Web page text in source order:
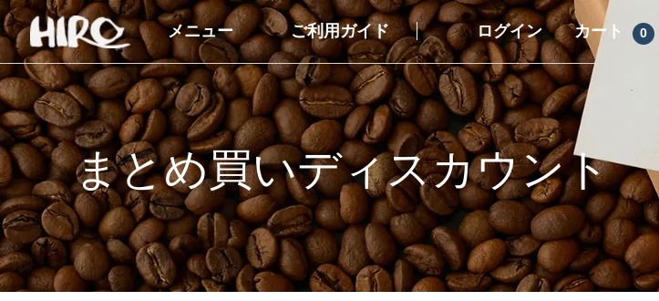
メニュー
自家焙煎コーヒー豆
コーヒー豆（すべて）
コーヒーマイスターセレクト
シングルオリジン
ブレンドコーヒー
コーヒー商品
ドリップコーヒー
アイスコーヒー
カフェオレベース
オーガニック商品
ギフト一覧
コーヒーギフト（すべて）
コーヒーマイスターセレクト
ギフト
レギュラーコーヒーギフト
ドリップコーヒーギフト
ご利用ガイド ログイン カート 0
まとめ買いディスカウント